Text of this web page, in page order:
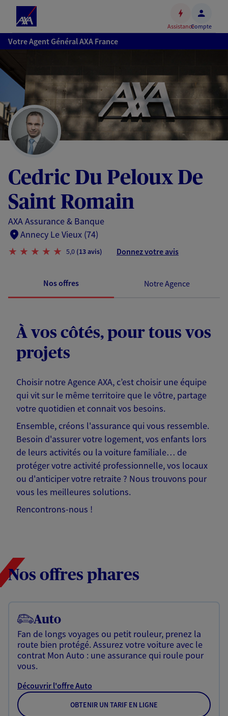
Accéder
au
Accéder
au
pied
de
page
AssistanceCompte
Votre Agent Général AXA France
Cedric Du Peloux De
Saint Romain
AXA Assurance & Banque
Annecy Le Vieux (74)
5,0 (13 avis) Donnez votre avis
Nos offres Notre Agence
À vos côtés, pour tous vos
projets
Choisir notre Agence AXA, c’est choisir une équipe
qui vit sur le même territoire que le vôtre, partage
votre quotidien et connait vos besoins.
Ensemble, créons l'assurance qui vous ressemble.
Besoin d'assurer votre logement, vos enfants lors
de leurs activités ou la voiture familiale… de
protéger votre activité professionnelle, vos locaux
ou d'anticiper votre retraite ? Nous trouvons pour
vous les meilleures solutions.
Rencontrons-nous !
Nos offres phares
Auto
Fan de longs voyages ou petit rouleur, prenez la
route bien protégé. Assurez votre voiture avec le
contrat Mon Auto : une assurance qui roule pour
vous.
Découvrir l'offre Auto
OBTENIR UN TARIF EN LIGNE